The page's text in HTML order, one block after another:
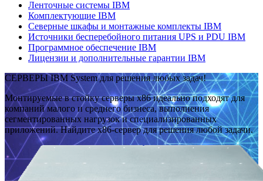
Ленточные системы IBM
Комплектующие IBM
Северные шкафы и монтажные комплекты IBM
Источники бесперебойного питания UPS и PDU IBM
Программное обеспечение IBM
Лицензии и дополнительные гарантии IBM
СЕРВЕРЫ IBM System для решения любых задач!
Монтируемые в стойку серверы x86 идеально подходят для
компаний малого и среднего бизнеса, выполнения
сегментированных нагрузок и специализированных
приложений. Найдите x86-сервер для решения любой задачи.